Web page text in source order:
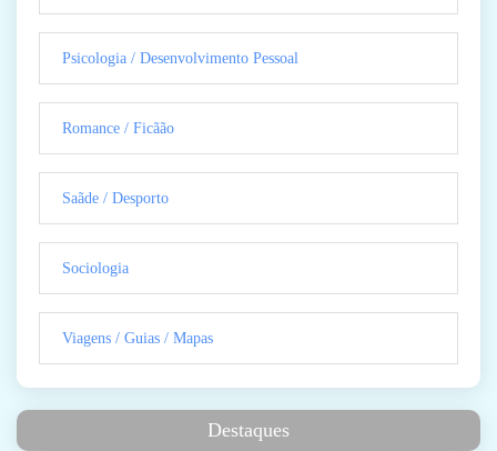
Psicologia / Desenvolvimento Pessoal
Romance / Ficãão
Saãde / Desporto
Sociologia
Viagens / Guias / Mapas
Destaques